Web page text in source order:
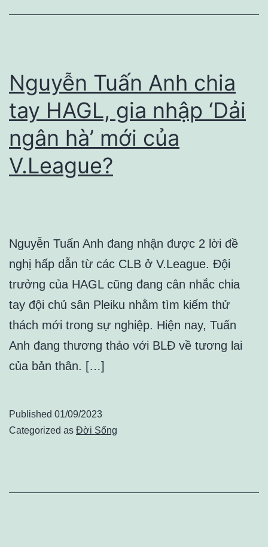
Nguyễn Tuấn Anh chia
tay HAGL, gia nhập ‘Dải
ngân hà’ mới của
V.League?
Nguyễn Tuấn Anh đang nhận được 2 lời đề
nghị hấp dẫn từ các CLB ở V.League. Đội
trưởng của HAGL cũng đang cân nhắc chia
tay đội chủ sân Pleiku nhằm tìm kiếm thử
thách mới trong sự nghiệp. Hiện nay, Tuấn
Anh đang thương thảo với BLĐ về tương lai
của bản thân. […]
Published 01/09/2023
Categorized as Đời Sống